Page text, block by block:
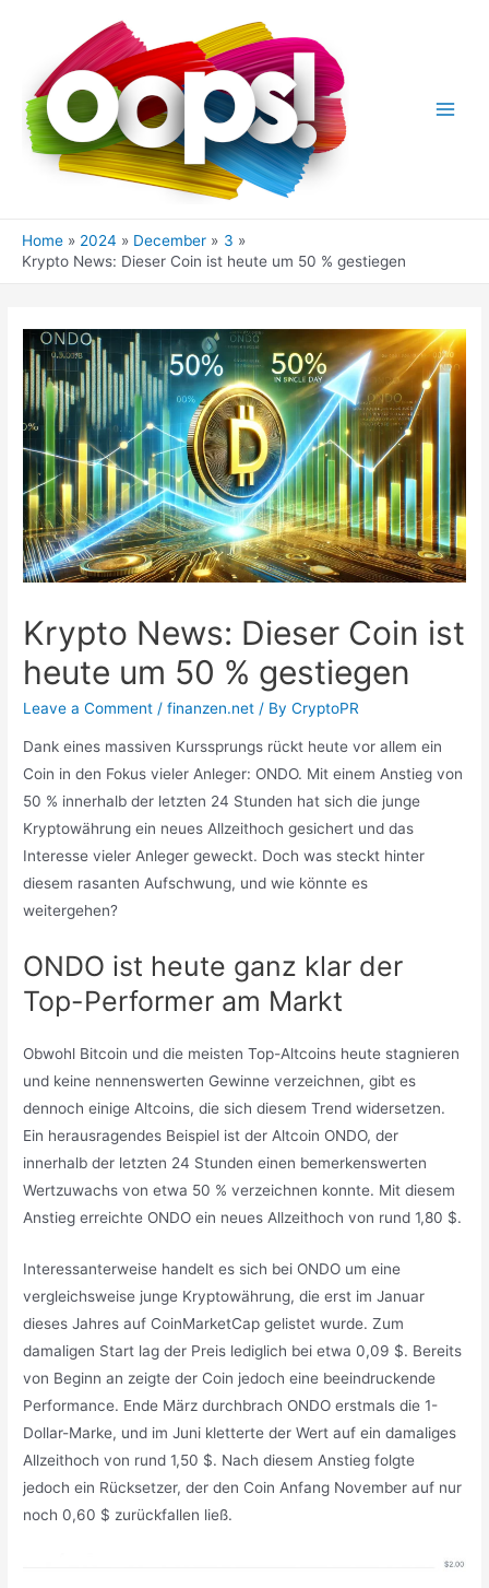
Home 2024 December
3
Krypto News: Dieser Coin ist heute um 50 % gestiegen
Krypto News: Dieser Coin ist
heute um 50 % gestiegen
Leave a Comment /finanzen.net / ByCryptoPR
Dank eines massiven Kurssprungs rückt heute vor allem ein
Coin in den Fokus vieler Anleger: ONDO. Mit einem Anstieg von
50 % innerhalb der letzten 24 Stunden hat sich die junge
Kryptowährung ein neues Allzeithoch gesichert und das
Interesse vieler Anleger geweckt. Doch was steckt hinter
diesem rasanten Aufschwung, und wie könnte es
weitergehen?
ONDO ist heute ganz klar der
Top-Performer am Markt
Obwohl Bitcoin und die meisten Top-Altcoins heute stagnieren
und keine nennenswerten Gewinne verzeichnen, gibt es
dennoch einige Altcoins, die sich diesem Trend widersetzen.
Ein herausragendes Beispiel ist der Altcoin ONDO, der
innerhalb der letzten 24 Stunden einen bemerkenswerten
Wertzuwachs von etwa 50 % verzeichnen konnte. Mit diesem
Anstieg erreichte ONDO ein neues Allzeithoch von rund 1,80 $.
Interessanterweise handelt es sich bei ONDO um eine
vergleichsweise junge Kryptowährung, die erst im Januar
dieses Jahres auf CoinMarketCap gelistet wurde. Zum
damaligen Start lag der Preis lediglich bei etwa 0,09 $. Bereits
von Beginn an zeigte der Coin jedoch eine beeindruckende
Performance. Ende März durchbrach ONDO erstmals die 1-
Dollar-Marke, und im Juni kletterte der Wert auf ein damaliges
Allzeithoch von rund 1,50 $. Nach diesem Anstieg folgte
jedoch ein Rücksetzer, der den Coin Anfang November auf nur
noch 0,60 $ zurückfallen ließ.